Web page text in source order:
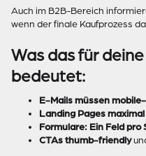
Auch im B2B-Bereich
wenn der finale Kaufprozess
Was das für
bedeutet:
E-Mails müssen
Landing Pages
Formulare: Ein Feld pro
CTAs thumb-friendly